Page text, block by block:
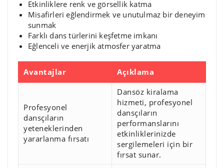
Etkinliklere renk ve görsellik katma
Misafirleri eğlendirmek ve unutulmaz bir deneyim
sunmak
Farklı dans türlerini keşfetme imkanı
Eğlenceli ve enerjik atmosfer yaratma
Avantajlar Açıklama
Profesyonel
dansçıların
yeteneklerinden
yararlanma fırsatı
Dansöz kiralama
hizmeti, profesyonel
dansçıların
performanslarını
etkinliklerinizde
sergilemeleri için bir
fırsat sunar.